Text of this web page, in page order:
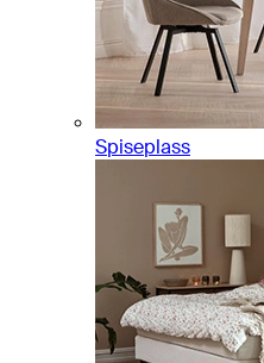
Spiseplass